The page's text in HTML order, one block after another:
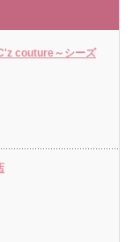
couture～シーズ